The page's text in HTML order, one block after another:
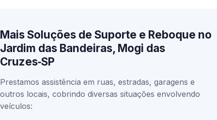
Mais Soluções de Suporte e Reboque no
Jardim das Bandeiras, Mogi das
Cruzes‑SP
Prestamos assistência em ruas, estradas, garagens e
outros locais, cobrindo diversas situações envolvendo
veículos: